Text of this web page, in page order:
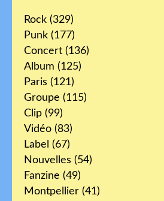
Rock (329)
Punk (177)
Concert (136)
Album (125)
Paris (121)
Groupe (115)
Clip (99)
Vidéo (83)
Label (67)
Nouvelles (54)
Fanzine (49)
Montpellier (41)